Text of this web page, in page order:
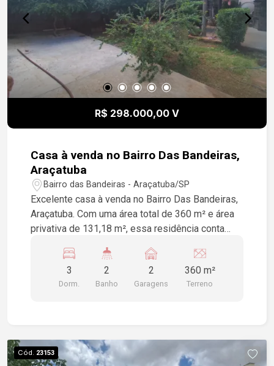
R$ 298.000,00 V
Casa à venda no Bairro Das Bandeiras,
Araçatuba
Bairro das Bandeiras - Araçatuba/SP
Excelente casa à venda no Bairro Das Bandeiras,
Araçatuba. Com uma área total de 360 m² e área
privativa de 131,18 m², essa residência conta
ideal para sua família. Aproveite esta
oportunidade e venha conhecer seu novo lar!
3
Dorm.
2
Banho
2
Garagens
360 m²
Terreno
Cód. 23153